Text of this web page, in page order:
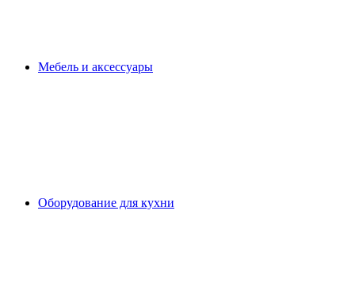
Мебель и аксессуары
Оборудование для кухни